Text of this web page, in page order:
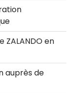
en
auprès de